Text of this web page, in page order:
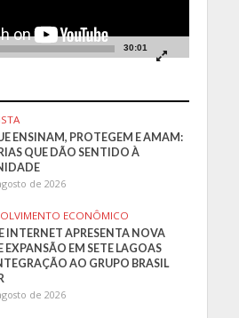
30:01
ENSINAM, PROTEGEM E AMAM:
QUE DÃO SENTIDO À
de 2026
ECONÔMICO
INTERNET APRESENTA NOVA
EXPANSÃO EM SETE LAGOAS
AO GRUPO BRASIL
de 2026